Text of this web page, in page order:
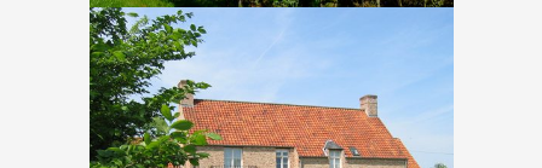
Waver – Verte Voie